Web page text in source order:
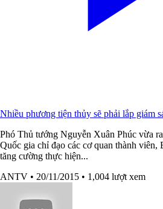
Nhiều phương tiện thủy sẽ phải lắp giám
Phó Thủ tướng Nguyễn Xuân Phúc vừa
Quốc gia chỉ đạo các cơ quan thành
tăng cường thực hiện...
ANTV • 20/11/2015 • 1,004 lượt xem